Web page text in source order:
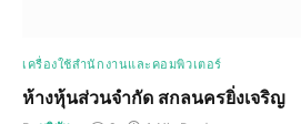
เครื่องใช้สำนักงานและคอมพิวเตอร์
ห้างหุ้นส่วนจำกัด สกลนครยิ่งเจริญ